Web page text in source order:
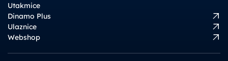
Utakmice
Dinamo Plus
Ulaznice
Webshop